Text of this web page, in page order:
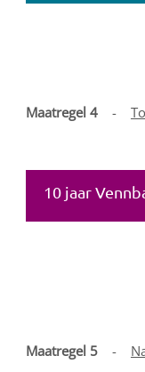
Maatregel 4-
10 jaar
Maatregel 5-